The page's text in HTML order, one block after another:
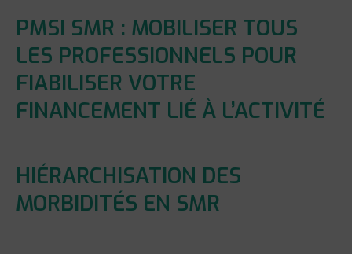
PMSI SMR : MOBILISER TOUS
LES PROFESSIONNELS POUR
FIABILISER VOTRE
FINANCEMENT LIÉ À L’ACTIVITÉ
HIÉRARCHISATION DES
MORBIDITÉS EN SMR